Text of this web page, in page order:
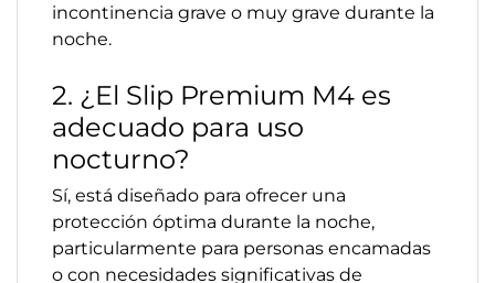
incontinencia grave o muy grave durante la
noche.
2. ¿El Slip Premium M4 es
adecuado para uso
nocturno?
Sí, está diseñado para ofrecer una
protección óptima durante la noche,
particularmente para personas encamadas
o con necesidades significativas de